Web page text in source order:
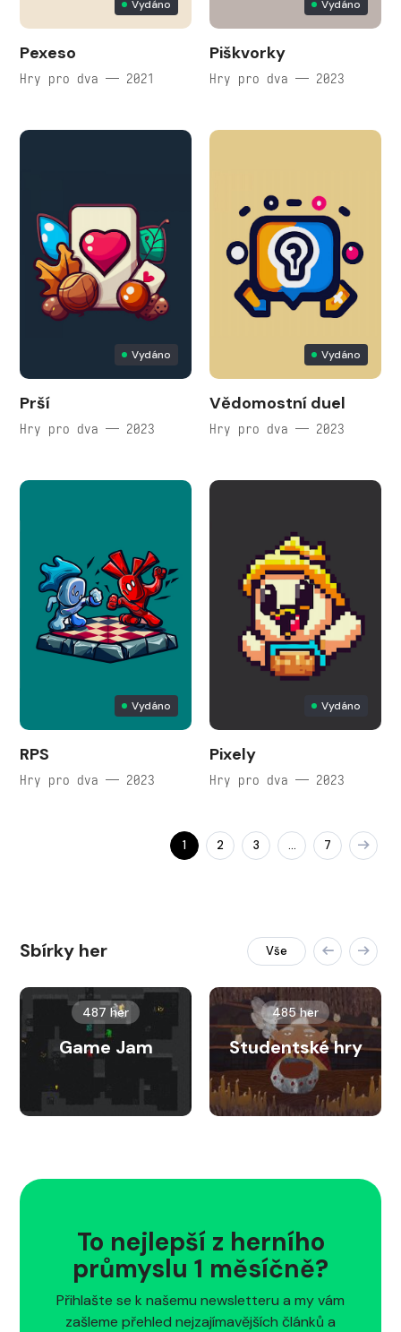
Vydáno
Pexeso
Hry pro dva — 2021
Vydáno
Piškvorky
Hry pro dva — 2023
Vydáno
Prší
Hry pro dva — 2023
Vydáno
Vědomostní duel
Hry pro dva — 2023
Vydáno
RPS
Hry pro dva — 2023
Vydáno
Pixely
Hry pro dva — 2023
1 2 3 … 7
Sbírky her Vše
487 her
Game Jam
485 her
Studentské hry
To nejlepší z herního
průmyslu 1 měsíčně?
Přihlašte se k našemu newsletteru a my vám
zašleme přehled nejzajímavějších článků a